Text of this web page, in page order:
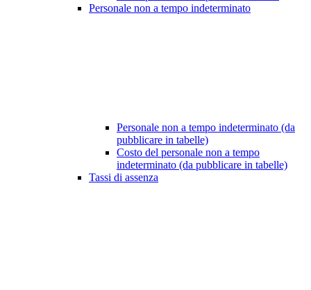
Personale non a tempo indeterminato
Personale non a tempo indeterminato (da
pubblicare in tabelle)
Costo del personale non a tempo
indeterminato (da pubblicare in tabelle)
Tassi di assenza